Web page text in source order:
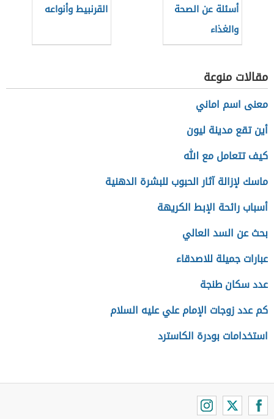
أسئلة عن الصحة
والغذاء
القرنبيط وأنواعه
مقالات منوعة
معنى اسم اماني
أين تقع مدينة ليون
كيف تتعامل مع الله
ماسك لإزالة آثار الحبوب للبشرة الدهنية
أسباب رائحة الإبط الكريهة
بحث عن السد العالي
عبارات جميلة للاصدقاء
عدد سكان طنجة
كم عدد زوجات الإمام علي عليه السلام
استخدامات بودرة الكاسترد